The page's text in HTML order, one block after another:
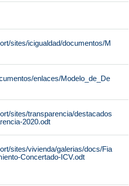
sites/icigualdad/documentos/M
enlaces/Modelo_de_De
sites/transparencia/destacados
2020.odt
sites/vivienda/galerias/docs/Fia
Concertado-ICV.odt